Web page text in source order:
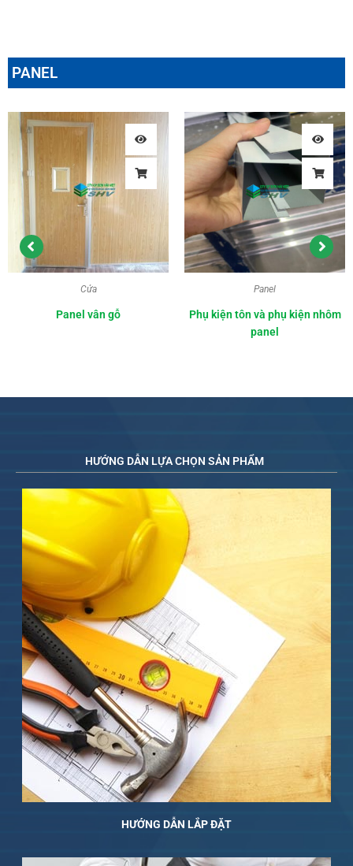
PANEL
Cửa
Panel vân gỗ
Panel
Phụ kiện tôn và phụ kiện nhôm
panel
HƯỚNG DẪN LỰA CHỌN SẢN PHẨM
HƯỚNG DẪN LẮP ĐẶT